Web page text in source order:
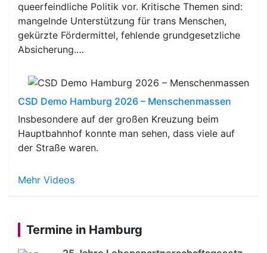
queerfeindliche Politik vor. Kritische Themen sind:
mangelnde Unterstützung für trans Menschen,
gekürzte Fördermittel, fehlende grundgesetzliche
Absicherung.…
CSD Demo Hamburg 2026 – Menschenmassen
Insbesondere auf der großen Kreuzung beim
Hauptbahnhof konnte man sehen, dass viele auf
der Straße waren.
Mehr Videos
Termine in Hamburg